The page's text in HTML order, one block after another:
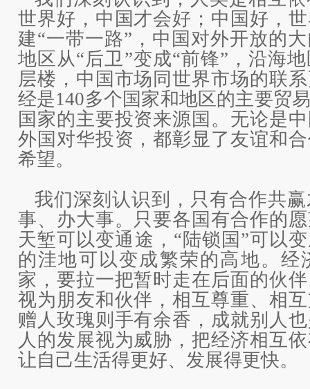
世界好，中国才会好；中国好，
建“一带一路”，中国对外开放的
地区从“后卫”变成“前锋”，沿海
层楼，中国市场同世界市场的联
经是140多个国家和地区的主要贸
国家的主要投资来源国。无论是
外国对华投资，都彰显了友谊和
希望。
我们深刻认识到，只有合作共
事、办大事。只要各国有合作的
天堑可以变通途，“陆锁国”可以
的洼地可以变成繁荣的高地。经
家，要拉一把暂时走在后面的伙
视为朋友和伙伴，相互尊重、相
赠人玫瑰则手有余香，成就别人
人的发展视为威胁，把经济相互
让自己生活得更好、发展得更快。